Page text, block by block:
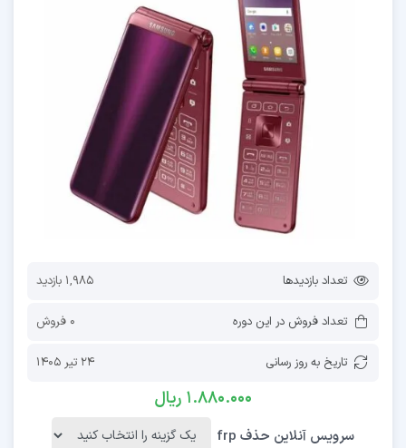
تعداد بازدیدها 1,985 بازدید
تعداد فروش در این دوره 0 فروش
تاریخ به روز رسانی 24 تیر 1405
1.880.000 ریال
سرویس آنلاین حذف frp